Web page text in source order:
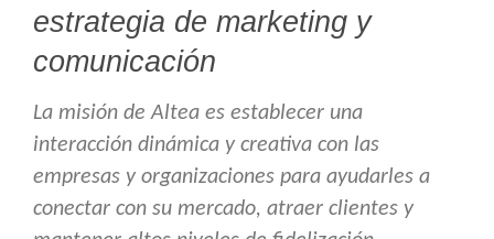
estrategia de marketing y
comunicación
La misión de Altea es establecer una
interacción dinámica y creativa con las
empresas y organizaciones para ayudarles a
conectar con su mercado, atraer clientes y